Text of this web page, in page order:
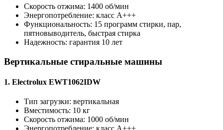
Скорость отжима: 1400 об/мин
Энергопотребление: класс А+++
Функциональность: 15 программ стирки, пар,
пятновыводитель, быстрая стирка
Надежность: гарантия 10 лет
Вертикальные стиральные машины
1. Electrolux EWT1062IDW
Тип загрузки: вертикальная
Вместимость: 10 кг
Скорость отжима: 1000 об/мин